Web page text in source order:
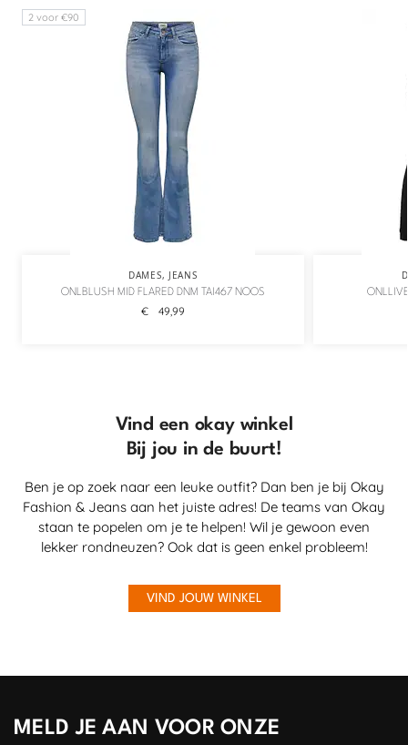
2 voor €90
DAMES, JEANS
ONLBLUSH MID FLARED DNM TAI467 NOOS
€ 49,99
Vind een okay winkel
Bij jou in de buurt!
Ben je op zoek naar een leuke outfit? Dan ben je bij Okay
Fashion & Jeans aan het juiste adres! De teams van Okay
staan te popelen om je te helpen! Wil je gewoon even
lekker rondneuzen? Ook dat is geen enkel probleem!
VIND JOUW WINKEL
MELD JE AAN VOOR ONZE